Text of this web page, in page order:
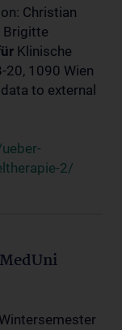
Christian
Brigitte
Klinische
20, 1090 Wien
to external
2/